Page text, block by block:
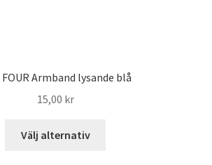
FOUR Armband lysande blå
15,00 kr
Välj alternativ